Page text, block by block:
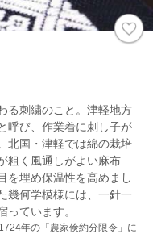
る刺繍のこと。津軽地方
呼び、作業着に刺し子が
北国・津軽では綿の栽培
粗く風通しがよい麻布
を埋め保温性を高めまし
幾何学模様には、一針一
ています。
年の「農家倹約分限令」に